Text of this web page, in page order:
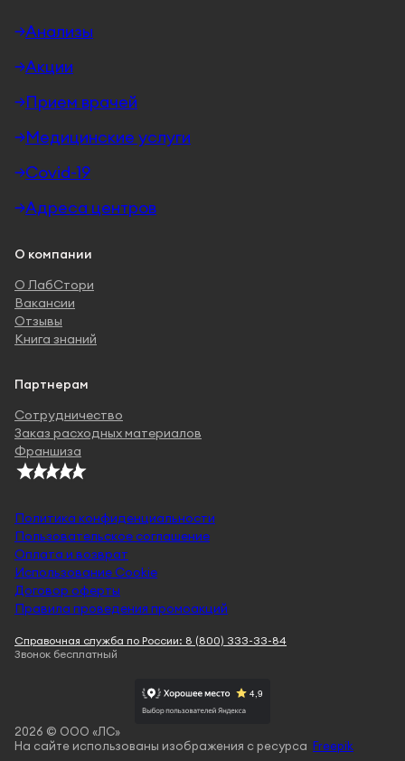
Анализы
Акции
Прием врачей
Медицинские услуги
Covid-19
Адреса центров
О компании
О ЛабСтори
Вакансии
Отзывы
Книга знаний
Партнерам
Сотрудничество
Заказ расходных материалов
Франшиза
Политика конфиденциальности
Пользовательское соглашение
Оплата и возврат
Использование Cookie
Договор оферты
Правила проведения промоакций
2026 © ООО «ЛС»
На сайте использованы изображения с ресурса Freepik
Справочная служба по России: 8 (800) 333-33-84
Звонок бесплатный